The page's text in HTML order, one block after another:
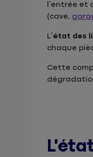
l’entrée
(cave,
L’état des
chaque
Cette